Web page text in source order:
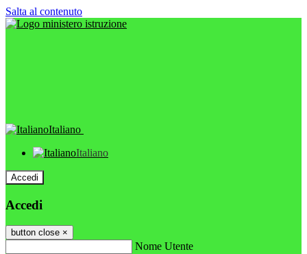
Salta al contenuto
Italiano
Italiano
Accedi
Accedi
button close ×
Nome Utente